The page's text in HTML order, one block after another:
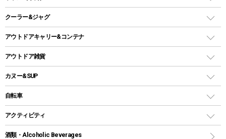
メッシュタープ
自立式タープ
パラソル
テントアクセサリー
ペグ
グランドシート
ガイドロープ
ツール
LEDライト
ヘッドライト
キャンドル
ガストーチ、ライター
焚き火台タイプ（ロースタイル）グリル
卓上タイプグリル
パーティータイプグリル
鉄板、アミ
焚き火台&ストーブ
火起こし
ホットサンドメーカー
クッカーセット
シェラカップ
クッキングツール
ナイフ
ステンレスボトル
コップ付きタイプ
ワンタッチタイプ
プラスチックボトル
ディズニーボトル
クーラー&ジャグ
クーラーボックス
クーラーバッグ
ウォータージャグ
保冷剤
アウトドアキャリー&コンテナ
アウトドアキャリー
アウトドア雑貨
バックパック&バッグ
リュック、バックパック
トートバッグ、サコッシュ
ショッピングキャリー
カヌー&SUP
インフレータブル
カヤック
自転車
折りたたみ自転車
スポーツサイクル
アクティビティ
マリン
酒類・Alcoholic Beverages